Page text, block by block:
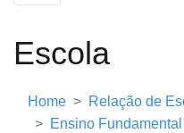
Escola
Home
Relação de
Ensino Fundamental